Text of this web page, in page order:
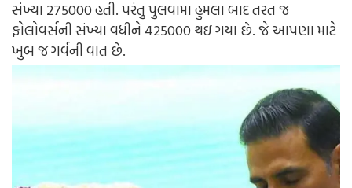
સંખ્યા 275000 હતી. પરંતુ પુલવામા હુમલા બાદ તરત જ
ફોલોવર્સની સંખ્યા વધીને 425000 થઇ ગયા છે. જે આપણા માટે
ખુબ જ ગર્વની વાત છે.